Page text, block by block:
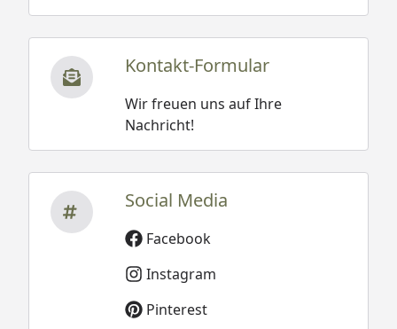
Kontakt-Formular
Wir freuen uns auf Ihre
Nachricht!
Social Media
Facebook
Instagram
Pinterest